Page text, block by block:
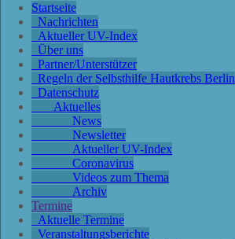
Startseite
Nachrichten
Aktueller UV-Index
Über uns
Partner/Unterstützer
Regeln der Selbsthilfe Hautkrebs Berlin
Datenschutz
Aktuelles
News
Newsletter
Aktueller UV-Index
Coronavirus
Videos zum Thema
Archiv
Termine
Aktuelle Termine
Veranstaltungsberichte